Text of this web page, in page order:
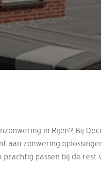
in Rijen? Bij
aan zonwering
passen bij de rest